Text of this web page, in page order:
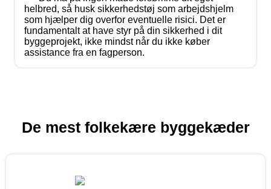
helbred, så husk sikkerhedstøj som arbejdshjelm
som hjælper dig overfor eventuelle risici. Det er
fundamentalt at have styr på din sikkerhed i dit
byggeprojekt, ikke mindst når du ikke køber
assistance fra en fagperson.
De mest folkekære byggekæder